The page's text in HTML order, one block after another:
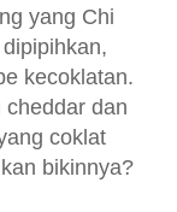
yang Chi
kecoklatan.
dan
coklat
bikinnya?